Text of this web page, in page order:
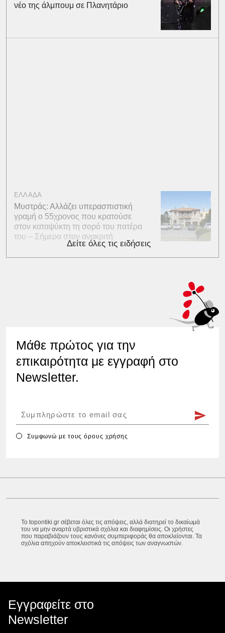
νέο της άλμπουμ σε Πλανητάριο
ΕΛΛΑΔΑ
Μυστράς: Αλλάζει υπερασπιστική
γραμή ο 55χρονος που κρατούσε
στον καταψύκτη τη σορό του πατέρα
του – Σήμερα στον ανακριτή
Δείτε όλες τις ειδήσεις
Μάθε πρώτος για την
επικαιρότητα με εγγραφή στο
Newsletter.
Συμφωνώ με τουςόρους χρήσης
Το topontiki.gr σέβεται όλες τις απόψεις, αλλά διατηρεί το δικαίωμά
του να μην αναρτά υβριστικά σχόλια και διαφημίσεις. Οι χρήστες
που παραβιάζουν τους κανόνες συμπεριφοράς θα αποκλείονται. Τα
σχόλια απηχούν αποκλειστικά τις απόψεις των αναγνωστών.
Εγγραφείτε στο
Newsletter